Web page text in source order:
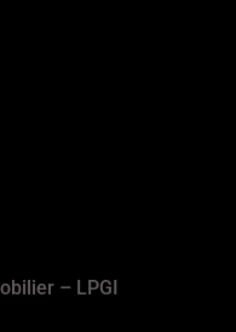
– LPGI